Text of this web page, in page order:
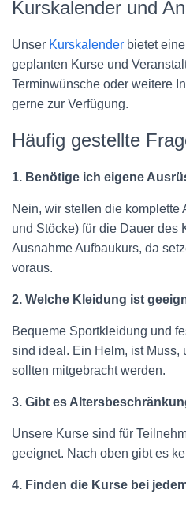
Kurskalender und
Unser Kurskalender bietet
geplanten Kurse und
Terminwünsche oder weitere
gerne zur Verfügung.
Häufig gestellte
1. Benötige ich eigene
Nein, wir stellen die komplette
und Stöcke) für die Dauer des
Ausnahme Aufbaukurs, da
voraus.
2. Welche Kleidung ist
Bequeme Sportkleidung und
sind ideal. Ein Helm, ist Muss,
sollten mitgebracht werden.
3. Gibt es
Unsere Kurse sind für
geeignet. Nach oben gibt es
4. Finden die Kurse bei